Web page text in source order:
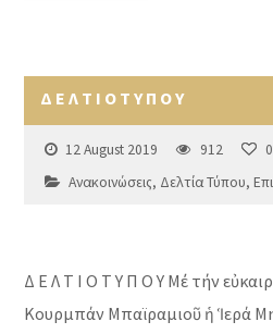
Δ Ε Λ Τ Ι Ο Τ Υ Π Ο Υ
12 August 2019 912
0
Ανακοινώσεις, Δελτία Τύπου,
Δ Ε Λ Τ Ι Ο Τ Υ Π Ο Υ Μέ τήν
Κουρμπάν Μπαϊραμιοῦ ἡ Ἱερά